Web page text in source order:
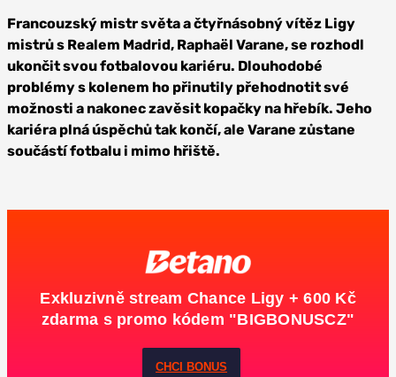
Depositphotos
Francouzský mistr světa a čtyřnásobný vítěz Ligy
mistrů s Realem Madrid, Raphaël Varane, se rozhodl
ukončit svou fotbalovou kariéru. Dlouhodobé
problémy s kolenem ho přinutily přehodnotit své
možnosti a nakonec zavěsit kopačky na hřebík. Jeho
kariéra plná úspěchů tak končí, ale Varane zůstane
součástí fotbalu i mimo hřiště.
Exkluzivně stream Chance Ligy + 600 Kč
zdarma s promo kódem "BIGBONUSCZ"
CHCI BONUS